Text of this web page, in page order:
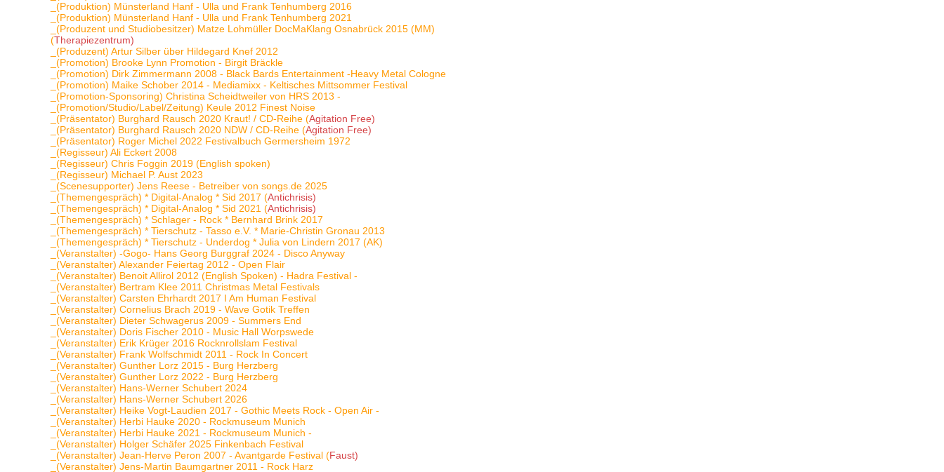
_(Produktion) Münsterland Hanf - Ulla und Frank Tenhumberg 2016
_(Produktion) Münsterland Hanf - Ulla und Frank Tenhumberg 2021
_(Produzent und Studiobesitzer) Matze Lohmüller DocMaKlang Osnabrück 2015 (MM)
(Therapiezentrum)
_(Produzent) Artur Silber über Hildegard Knef 2012
_(Promotion) Brooke Lynn Promotion - Birgit Bräckle
_(Promotion) Dirk Zimmermann 2008 - Black Bards Entertainment -Heavy Metal Cologne
_(Promotion) Maike Schober 2014 - Mediamixx - Keltisches Mittsommer Festival
_(Promotion-Sponsoring) Christina Scheidtweiler von HRS 2013 -
_(Promotion/Studio/Label/Zeitung) Keule 2012 Finest Noise
_(Präsentator) Burghard Rausch 2020 Kraut! / CD-Reihe (Agitation Free)
_(Präsentator) Burghard Rausch 2020 NDW / CD-Reihe (Agitation Free)
_(Präsentator) Roger Michel 2022 Festivalbuch Germersheim 1972
_(Regisseur) Ali Eckert 2008
_(Regisseur) Chris Foggin 2019 (English spoken)
_(Regisseur) Michael P. Aust 2023
_(Scenesupporter) Jens Reese - Betreiber von songs.de 2025
_(Themengespräch) * Digital-Analog * Sid 2017 (Antichrisis)
_(Themengespräch) * Digital-Analog * Sid 2021 (Antichrisis)
_(Themengespräch) * Schlager - Rock * Bernhard Brink 2017
_(Themengespräch) * Tierschutz - Tasso e.V. * Marie-Christin Gronau 2013
_(Themengespräch) * Tierschutz - Underdog * Julia von Lindern 2017 (AK)
_(Veranstalter) -Gogo- Hans Georg Burggraf 2024 - Disco Anyway
_(Veranstalter) Alexander Feiertag 2012 - Open Flair
_(Veranstalter) Benoit Allirol 2012 (English Spoken) - Hadra Festival -
_(Veranstalter) Bertram Klee 2011 Christmas Metal Festivals
_(Veranstalter) Carsten Ehrhardt 2017 I Am Human Festival
_(Veranstalter) Cornelius Brach 2019 - Wave Gotik Treffen
_(Veranstalter) Dieter Schwagerus 2009 - Summers End
_(Veranstalter) Doris Fischer 2010 - Music Hall Worpswede
_(Veranstalter) Erik Krüger 2016 Rocknrollslam Festival
_(Veranstalter) Frank Wolfschmidt 2011 - Rock In Concert
_(Veranstalter) Gunther Lorz 2015 - Burg Herzberg
_(Veranstalter) Gunther Lorz 2022 - Burg Herzberg
_(Veranstalter) Hans-Werner Schubert 2024
_(Veranstalter) Hans-Werner Schubert 2026
_(Veranstalter) Heike Vogt-Laudien 2017 - Gothic Meets Rock - Open Air -
_(Veranstalter) Herbi Hauke 2020 - Rockmuseum Munich
_(Veranstalter) Herbi Hauke 2021 - Rockmuseum Munich -
_(Veranstalter) Holger Schäfer 2025 Finkenbach Festival
_(Veranstalter) Jean-Herve Peron 2007 - Avantgarde Festival (Faust)
_(Veranstalter) Jens-Martin Baumgartner 2011 - Rock Harz